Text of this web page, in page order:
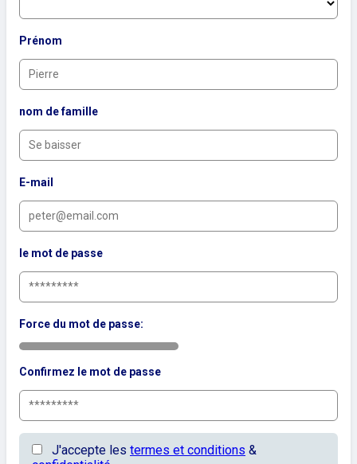
Prénom
nom de famille
E-mail
le mot de passe
Force du mot de passe:
Confirmez le mot de passe
J'accepte les termes et conditions &